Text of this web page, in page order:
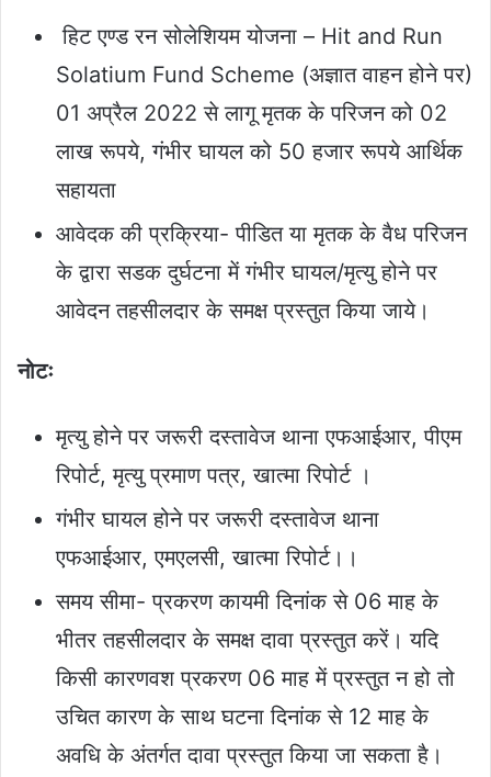
हिट एण्ड रन सोलेशियम योजना – Hit and Run
Solatium Fund Scheme (अज्ञात वाहन होने पर)
01 अप्रैल 2022 से लागू मृतक के परिजन को 02
लाख रूपये, गंभीर घायल को 50 हजार रूपये आर्थिक
सहायता
आवेदक की प्रक्रिया- पीडित या मृतक के वैध परिजन
के द्वारा सडक दुर्घटना में गंभीर घायल/मृत्यु होने पर
आवेदन तहसीलदार के समक्ष प्रस्तुत किया जाये।
नोटः
मृत्यु होने पर जरूरी दस्तावेज थाना एफआईआर, पीएम
रिपोर्ट, मृत्यु प्रमाण पत्र, खात्मा रिपोर्ट ।
गंभीर घायल होने पर जरूरी दस्तावेज थाना
एफआईआर, एमएलसी, खात्मा रिपोर्ट।।
समय सीमा- प्रकरण कायमी दिनांक से 06 माह के
भीतर तहसीलदार के समक्ष दावा प्रस्तुत करें। यदि
किसी कारणवश प्रकरण 06 माह में प्रस्तुत न हो तो
उचित कारण के साथ घटना दिनांक से 12 माह के
अवधि के अंतर्गत दावा प्रस्तुत किया जा सकता है।